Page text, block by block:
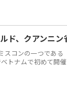
ド、クアンニ
スコンの一つである
トナムで初めて開